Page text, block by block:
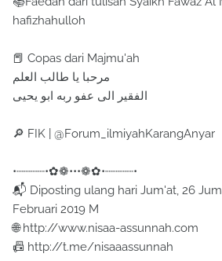
hafizhahulloh
📕 Copas dari Majmu'ah
مرحبا يا طالب العلم
الفقير الى عفو ربه ابو يحيى
🔎 FIK | @Forum_ilmiyahKarangAnyar
•┈┈┈┈•✿❁•••❁✿•┈┈┈┈•
📬 Diposting ulang hari Jum'at, 26
Februari 2019 M
🌐 http://www.nisaa-assunnah.com
📠 http://t.me/nisaaassunnah